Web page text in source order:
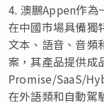
4. 澳鵬Appen作為
在中國市場具備獨
文本、語音、音頻
案，其產品提供成
Promise/SaaS/
在外語類和自動駕